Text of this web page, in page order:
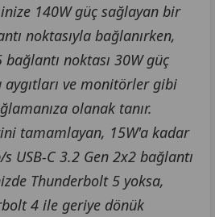
140W güç sağlayan bir
noktasıyla bağlanırken,
noktası 30W güç
ve monitörler gibi
olanak tanır.
tamamlayan, 15W'a kadar
USB-C 3.2 Gen 2x2 bağlantı
Thunderbolt 5 yoksa,
4 ile geriye dönük